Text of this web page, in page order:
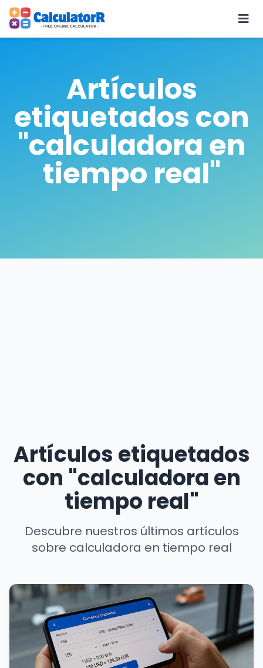
Artículos
etiquetados con
"calculadora en
tiempo real"
Artículos etiquetados
con "calculadora en
tiempo real"
Descubre nuestros últimos artículos
sobre calculadora en tiempo real